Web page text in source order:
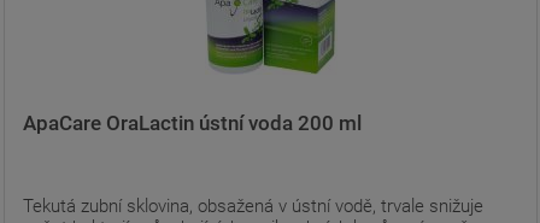
ApaCare OraLactin ústní voda 200 ml
Tekutá zubní sklovina, obsažená v ústní vodě, trvale snižuje